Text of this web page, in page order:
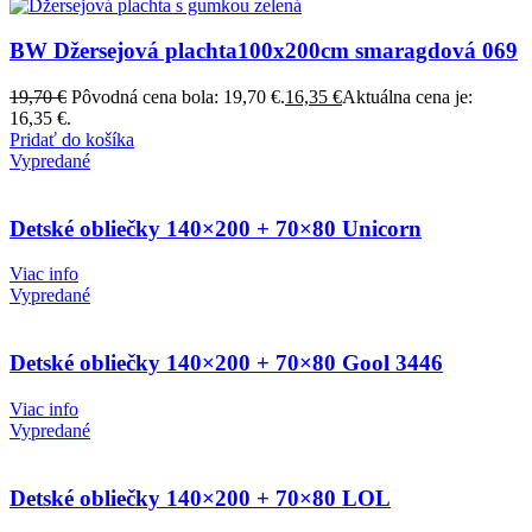
BW Džersejová plachta100x200cm smaragdová 069
19,70€ Pôvodná cena bola: 19,70 €.16,35 €Aktuálna cena je:
16,35 €.
Pridať do košíka
Vypredané
Detské obliečky 140×200 + 70×80 Unicorn
Viac info
Vypredané
Detské obliečky 140×200 + 70×80 Gool 3446
Viac info
Vypredané
Detské obliečky 140×200 + 70×80 LOL